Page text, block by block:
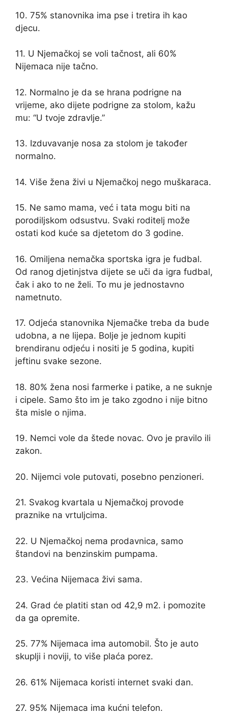
10. 75% stanovnika ima pse i tretira ih kao
djecu.
11. U Njemačkoj se voli tačnost, ali 60%
Nijemaca nije tačno.
12. Normalno je da se hrana podrigne na
vrijeme, ako dijete podrigne za stolom, kažu
mu: “U tvoje zdravlje.”
13. Izduvavanje nosa za stolom je također
normalno.
14. Više žena živi u Njemačkoj nego muškaraca.
15. Ne samo mama, već i tata mogu biti na
porodiljskom odsustvu. Svaki roditelj može
ostati kod kuće sa djetetom do 3 godine.
16. Omiljena nemačka sportska igra je fudbal.
Od ranog djetinjstva dijete se uči da igra fudbal,
čak i ako to ne želi. To mu je jednostavno
nametnuto.
17. Odjeća stanovnika Njemačke treba da bude
udobna, a ne lijepa. Bolje je jednom kupiti
brendiranu odjeću i nositi je 5 godina, kupiti
jeftinu svake sezone.
18. 80% žena nosi farmerke i patike, a ne suknje
i cipele. Samo što im je tako zgodno i nije bitno
šta misle o njima.
19. Nemci vole da štede novac. Ovo je pravilo ili
zakon.
20. Nijemci vole putovati, posebno penzioneri.
21. Svakog kvartala u Njemačkoj provode
praznike na vrtuljcima.
22. U Njemačkoj nema prodavnica, samo
štandovi na benzinskim pumpama.
23. Većina Nijemaca živi sama.
24. Grad će platiti stan od 42,9 m2. i pomozite
da ga opremite.
25. 77% Nijemaca ima automobil. Što je auto
skuplji i noviji, to više plaća porez.
26. 61% Nijemaca koristi internet svaki dan.
27. 95% Nijemaca ima kućni telefon.